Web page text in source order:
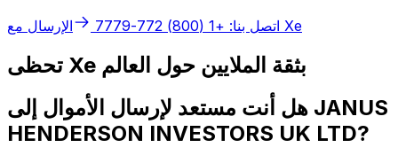
اتصل بنا: +1 (800) 772-7779 الإرسال مع Xe
تحظى Xe بثقة الملايين حول العالم
هل أنت مستعد لإرسال الأموال إلى JANUS
HENDERSON INVESTORS UK LTD?